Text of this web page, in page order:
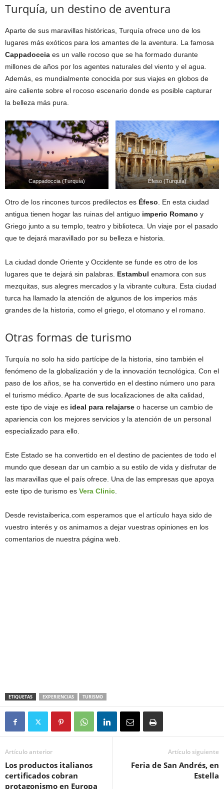
Turquía, un destino de aventura
Aparte de sus maravillas históricas, Turquía ofrece uno de los
lugares más exóticos para los amantes de la aventura. La famosa
Cappadoccia es un valle rocoso que se ha formado durante
millones de años por los agentes naturales del viento y el agua.
Además, es mundialmente conocida por sus viajes en globos de
aire caliente sobre el rocoso escenario donde es posible capturar
la belleza más pura.
Cappadoccia (Turquía) Éfeso (Turquía)
Otro de los rincones turcos predilectos es Éfeso. En esta ciudad
antigua tienen hogar las ruinas del antiguo imperio Romano y
Griego junto a su templo, teatro y biblioteca. Un viaje por el pasado
que te dejará maravillado por su belleza e historia.
La ciudad donde Oriente y Occidente se funde es otro de los
lugares que te dejará sin palabras. Estambul enamora con sus
mezquitas, sus alegres mercados y la vibrante cultura. Esta ciudad
turca ha llamado la atención de algunos de los imperios más
grandes de la historia, como el griego, el otomano y el romano.
Otras formas de turismo
Turquía no solo ha sido partícipe de la historia, sino también el
fenómeno de la globalización y de la innovación tecnológica. Con el
paso de los años, se ha convertido en el destino número uno para
el turismo médico. Aparte de sus localizaciones de alta calidad,
este tipo de viaje es ideal para relajarse o hacerse un cambio de
apariencia con los mejores servicios y la atención de un personal
especializado para ello.
Este Estado se ha convertido en el destino de pacientes de todo el
mundo que desean dar un cambio a su estilo de vida y disfrutar de
las maravillas que el país ofrece. Una de las empresas que apoya
este tipo de turismo es Vera Clinic.
Desde revistaiberica.com esperamos que el artículo haya sido de
vuestro interés y os animamos a dejar vuestras opiniones en los
comentarios de nuestra página web.
ETIQUETAS EXPERIENCIAS TURISMO
Artículo anterior
Los productos italianos
certificados cobran
protagonismo en Europa
Artículo siguiente
Feria de San Andrés, en
Estella